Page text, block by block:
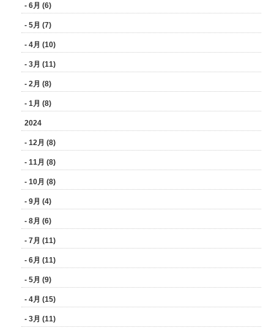
- 6月 (6)
- 5月 (7)
- 4月 (10)
- 3月 (11)
- 2月 (8)
- 1月 (8)
2024
- 12月 (8)
- 11月 (8)
- 10月 (8)
- 9月 (4)
- 8月 (6)
- 7月 (11)
- 6月 (11)
- 5月 (9)
- 4月 (15)
- 3月 (11)